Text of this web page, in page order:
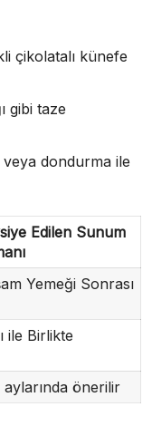
çikolatalı künefe
gibi taze
veya dondurma ile
Edilen Sunum
Yemeği Sonrası
ile Birlikte
aylarında önerilir